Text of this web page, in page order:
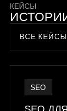
КЕЙСЫ
ВСЕ КЕЙСЫ
SEO